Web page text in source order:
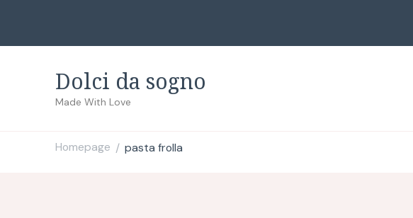
Dolci da sogno
Made With Love
Homepage / pasta frolla